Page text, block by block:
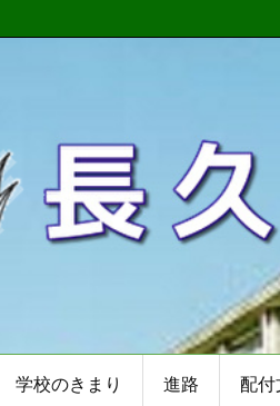
学校のきまり 進路 配付